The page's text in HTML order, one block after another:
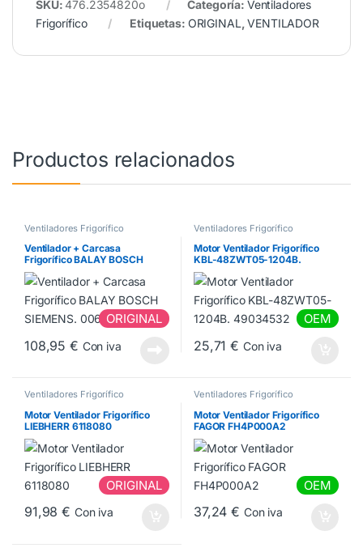
SKU:476.2354820o Categoría: Ventiladores
Frigorífico
Etiquetas: ORIGINAL,VENTILADOR
Productos relacionados
Ventiladores Frigorífico
Ventilador + Carcasa
Frigorífico BALAY BOSCH
SIEMENS. 00669430
ORIGINAL
108,95€ Con iva
Ventiladores Frigorífico
Motor Ventilador Frigorífico
KBL-48ZWT05-1204B.
49034532
OEM
25,71€ Con iva
Ventiladores Frigorífico
Motor Ventilador Frigorífico
LIEBHERR 6118080
ORIGINAL
91,98€ Con iva
Ventiladores Frigorífico
Motor Ventilador Frigorífico
FAGOR FH4P000A2
OEM
37,24€ Con iva